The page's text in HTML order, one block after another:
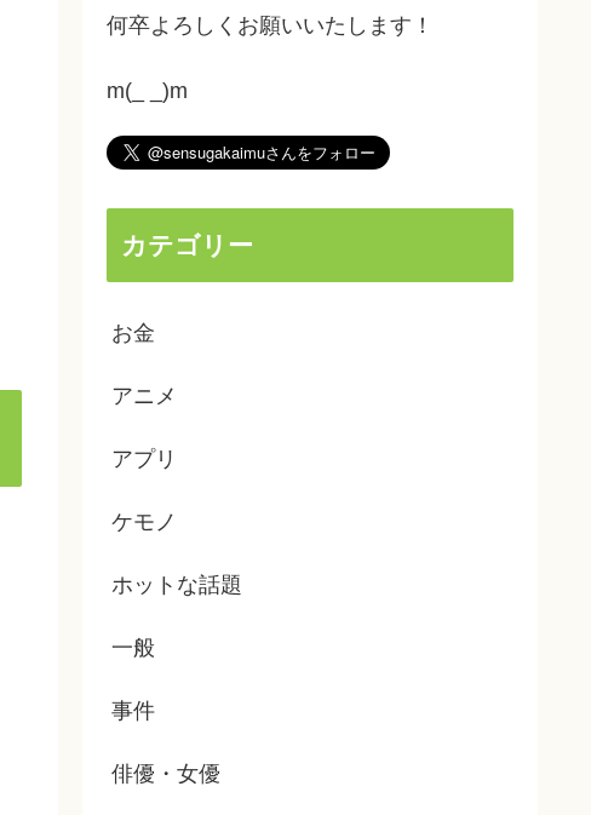
何卒よろしくお願いいたします！
m(_ _)m
カテゴリー
お金
アニメ
アプリ
ケモノ
ホットな話題
一般
事件
俳優・女優